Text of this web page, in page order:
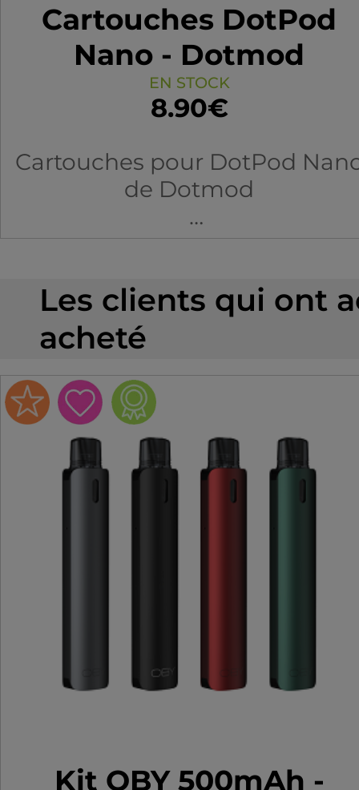
Cartouches DotPod
Nano - Dotmod
EN STOCK
8.90€
Cartouches pour DotPod
de Dotmod
2.7ml
Les clients qui ont
acheté
Kit OBY 500mAh -